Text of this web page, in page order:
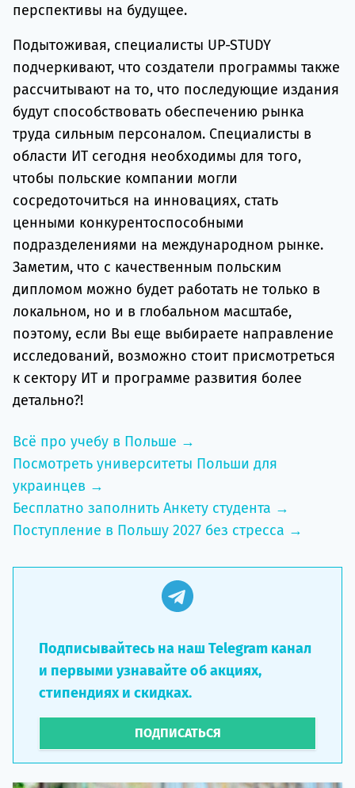
перспективы на будущее.
Подытоживая, специалисты UP-STUDY
подчеркивают, что создатели программы также
рассчитывают на то, что последующие издания
будут способствовать обеспечению рынка
труда сильным персоналом. Специалисты в
области ИТ сегодня необходимы для того,
чтобы польские компании могли
сосредоточиться на инновациях, стать
ценными конкурентоспособными
подразделениями на международном рынке.
Заметим, что с качественным польским
дипломом можно будет работать не только в
локальном, но и в глобальном масштабе,
поэтому, если Вы еще выбираете направление
исследований, возможно стоит присмотреться
к сектору ИТ и программе развития более
детально?!
Всё про учебу в Польше →
Посмотреть университеты Польши для
украинцев →
Бесплатно заполнить Анкету студента →
Поступление в Польшу 2027 без стресса →
Подписывайтесь на наш Telegram канал
и первыми узнавайте об акциях,
стипендиях и скидках.
ПОДПИСАТЬСЯ